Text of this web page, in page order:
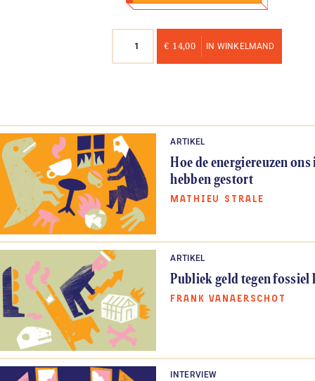
aantal
€ 14,00 IN WINKELMAND
ARTIKEL
Hoe de energiereuzen
hebben gestort
MATHIEU STRALE
ARTIKEL
Publiek geld tegen
FRANK VANAERSCHOT
INTERVIEW